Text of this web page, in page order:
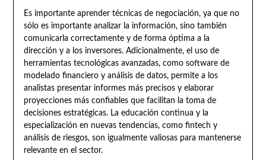
Es importante aprender técnicas de negociación, ya que no
sólo es importante analizar la información, sino también
comunicarla correctamente y de forma óptima a la
dirección y a los inversores. Adicionalmente, el uso de
herramientas tecnológicas avanzadas, como software de
modelado financiero y análisis de datos, permite a los
analistas presentar informes más precisos y elaborar
proyecciones más confiables que facilitan la toma de
decisiones estratégicas. La educación continua y la
especialización en nuevas tendencias, como fintech y
análisis de riesgos, son igualmente valiosas para mantenerse
relevante en el sector.